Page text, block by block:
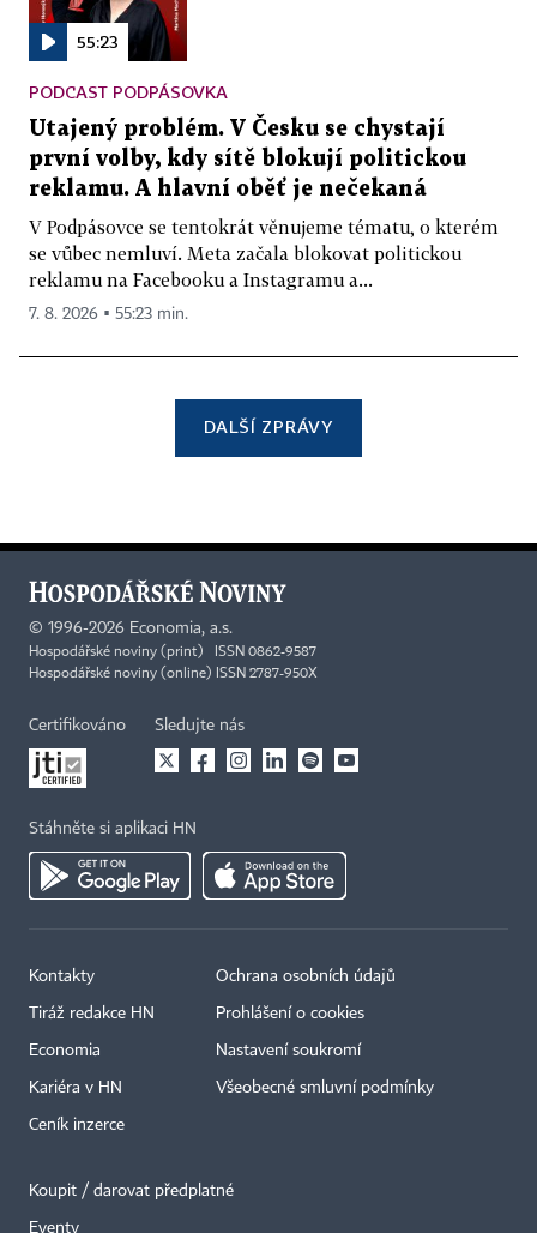
55:23
PODCAST PODPÁSOVKA
Utajený problém. V Česku se chystají
první volby, kdy sítě blokují politickou
reklamu. A hlavní oběť je nečekaná
V Podpásovce se tentokrát věnujeme tématu, o kterém
se vůbec nemluví. Meta začala blokovat politickou
reklamu na Facebooku a Instagramu a...
7. 8. 2026 ▪ 55:23 min.
DALŠÍ ZPRÁVY
© 1996-2026 Economia, a.s.
Hospodářské noviny (print) ISSN 0862-9587
Hospodářské noviny (online) ISSN 2787-950X
Certifikováno Sledujte nás
Stáhněte si aplikaci HN
Kontakty
Tiráž redakce HN
Economia
Kariéra v HN
Ceník inzerce
Ochrana osobních údajů
Prohlášení o cookies
Nastavení soukromí
Všeobecné smluvní podmínky
Koupit / darovat předplatné
Eventy